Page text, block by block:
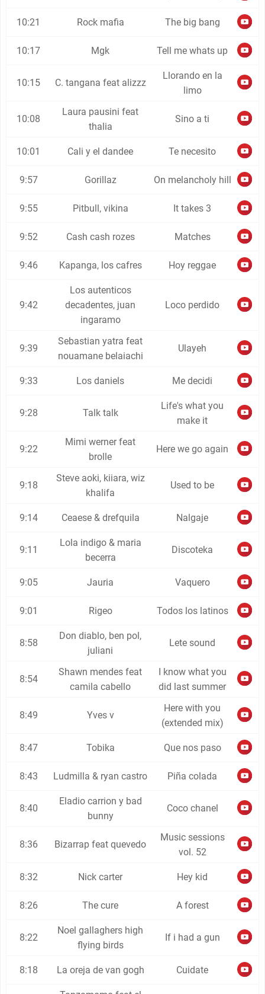
10:21 Rock mafia The big bang
10:17 Mgk Tell me whats up
10:15 C. tangana feat alizzz
Llorando en la
limo
10:08
Laura pausini feat
thalia
Sino a ti
10:01 Cali y el dandee Te necesito
9:57 Gorillaz On melancholy hill
9:55 Pitbull, vikina It takes 3
9:52 Cash cash rozes Matches
9:46 Kapanga, los cafres Hoy reggae
9:42
Los autenticos
decadentes, juan
ingaramo
Loco perdido
9:39
Sebastian yatra feat
nouamane belaiachi
Ulayeh
9:33 Los daniels Me decidi
9:28 Talk talk
Life's what you
make it
9:22
Mimi werner feat
brolle
Here we go again
9:18
Steve aoki, kiiara, wiz
khalifa
Used to be
9:14 Ceaese & drefquila Nalgaje
9:11
Lola indigo & maria
becerra
Discoteka
9:05 Jauria Vaquero
9:01 Rigeo Todos los latinos
8:58
Don diablo, ben pol,
juliani
Lete sound
8:54
Shawn mendes feat
camila cabello
I know what you
did last summer
8:49 Yves v
Here with you
(extended mix)
8:47 Tobika Que nos paso
8:43 Ludmilla & ryan castro Piña colada
8:40
Eladio carrion y bad
bunny
Coco chanel
8:36 Bizarrap feat quevedo
Music sessions
vol. 52
8:32 Nick carter Hey kid
8:26 The cure A forest
8:22
Noel gallaghers high
flying birds
If i had a gun
8:18 La oreja de van gogh Cuidate